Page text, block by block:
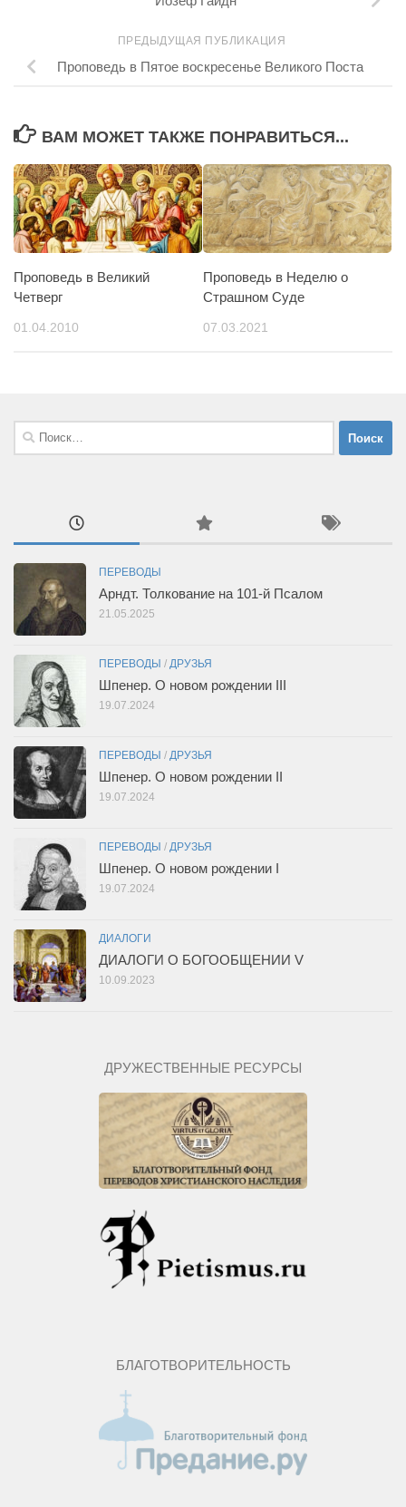
ПРЕДЫДУЩАЯ ПУБЛИКАЦИЯ
Проповедь в Пятое воскресенье Великого Поста
ВАМ МОЖЕТ ТАКЖЕ ПОНРАВИТЬСЯ...
Проповедь в Великий
Четверг
01.04.2010
Проповедь в Неделю о
Страшном Суде
07.03.2021
Найти:
ПЕРЕВОДЫ
Арндт. Толкование на 101-й Псалом
21.05.2025
ПЕРЕВОДЫ / ДРУЗЬЯ
Шпенер. О новом рождении III
19.07.2024
ПЕРЕВОДЫ / ДРУЗЬЯ
Шпенер. О новом рождении II
19.07.2024
ПЕРЕВОДЫ / ДРУЗЬЯ
Шпенер. О новом рождении I
19.07.2024
ДИАЛОГИ
ДИАЛОГИ О БОГООБЩЕНИИ V
10.09.2023
ДРУЖЕСТВЕННЫЕ РЕСУРСЫ
БЛАГОТВОРИТЕЛЬНОСТЬ